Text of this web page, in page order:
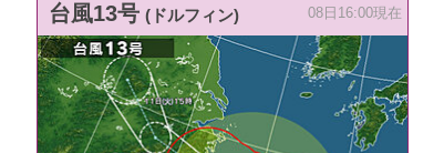
台風13号 (ドルフィン) 08日16:00現在